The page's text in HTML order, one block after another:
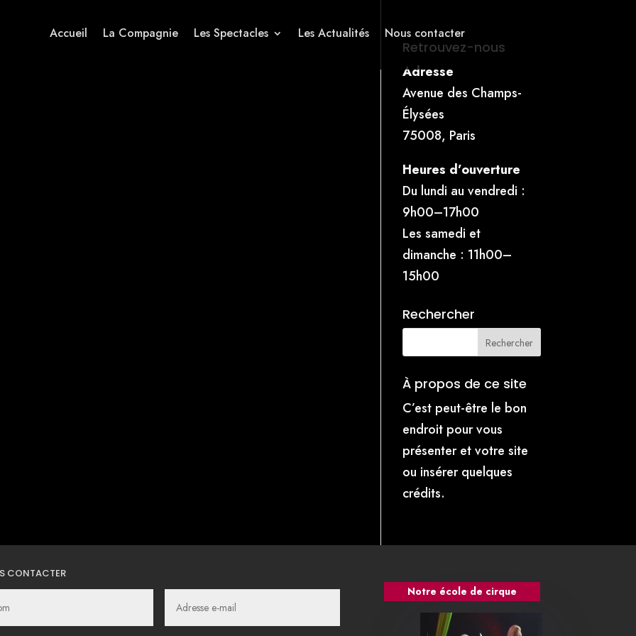
Accueil La Compagnie Les Spectacles Les Actualités Nous contacter
Retrouvez-nous
Adresse
Avenue des Champs-
Élysées
75008, Paris
Heures d’ouverture
Du lundi au vendredi :
9h00–17h00
Les samedi et
dimanche : 11h00–
15h00
Rechercher
À propos de ce site
C’est peut-être le bon
endroit pour vous
présenter et votre site
ou insérer quelques
crédits.
CONTACTER
Notre école de cirque